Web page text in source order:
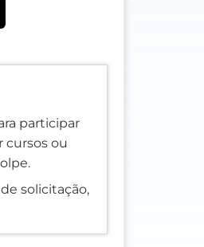
participar
cursos ou
solicitação,